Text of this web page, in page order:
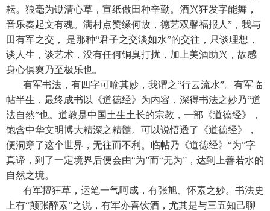
耘。狼毫为锄清心草，宣纸做田种辛勤。酒兴狂发字能舞，
音乐奏起文有魂。满村点赞缘何故，德艺双馨福报人”，我与
田有军之交， 是那种“君子之交淡如水”的交往，只谈理想，
谈人生，谈艺术，没有任何铜臭打扰，加上美酒助兴，故感
身心俱爽乃至极乐也。
有军书法，有四字可喻其妙，我谓之“行云流水”。有军临
帖半生，最终成书以《道德经》为内容，深得书法之妙乃“道
法自然”也。道教是中国土生土长的宗教，一部《道德经》，
饱含中华文明博大精深之精髓。可以说悟透了《道德经》，
便洞穿了这个世界，无往而不利。临帖乃《道德经》“为”字
真谛，到了一定境界后便会由“为”而“无为”，达到上善若水的
自然之境。
有军擅狂草，运笔一气呵成，有张旭、怀素之妙。书法史
上有“颠张醉素”之说，有军亦喜饮酒，尤其是与三五知己聊